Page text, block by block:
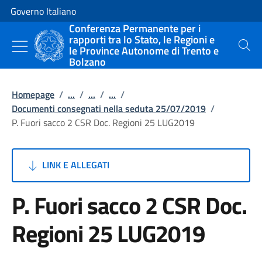
Vai al contenuto
Vai alla navigazione del sito
Governo Italiano
Conferenza Permanente per i
rapporti tra lo Stato, le Regioni e
le Province Autonome di Trento e
Bolzano
Cerca
Homepage / ... / ... / ... /
Documenti consegnati nella seduta 25/07/2019 /
P. Fuori sacco 2 CSR Doc. Regioni 25 LUG2019
LINK E ALLEGATI
P. Fuori sacco 2 CSR Doc.
Regioni 25 LUG2019